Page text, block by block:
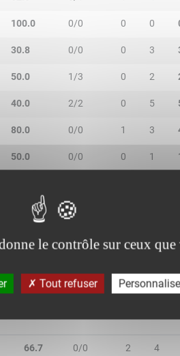
100.0 0/0 0 0
30.8 0/0 0 3
50.0 1/3 0 2
40.0 2/2 0 5
80.0 0/0 1 3
50.0 0/0 0 1
0/0
66.7 0/0 2 4
le contrôle sur ceux
Tout refuser